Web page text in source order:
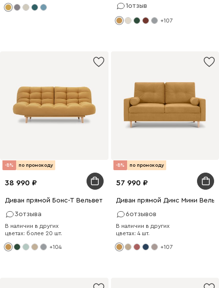
1отзыв
+107
-8% по промокоду
38 990
Диван прямой Бонс-Т Вельвет Желтый
3отзыва
В наличии в других
цветах: более 20 шт.
+104
-8% по промокоду
57 990
Диван прямой Динс Мини
6отзывов
В наличии в других
цветах: 4 шт.
+107